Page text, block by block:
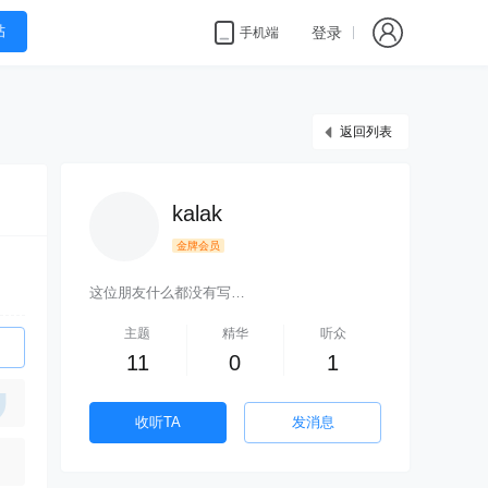
手机端 登录
返回列表
kalak
金牌会员
这位朋友什么都没有写…
主题
11
精华
0
听众
1
收听TA 发消息